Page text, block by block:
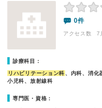
0件
アクセス数 7
診療科目：
リハビリテーション科 、内科、消化
小児科、放射線科
専門医・資格：